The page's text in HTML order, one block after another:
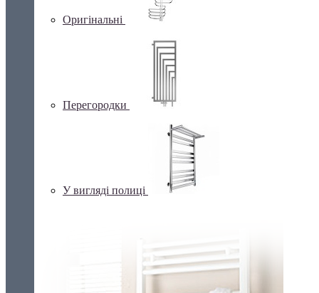
Оригінальні
Перегородки
У вигляді полиці